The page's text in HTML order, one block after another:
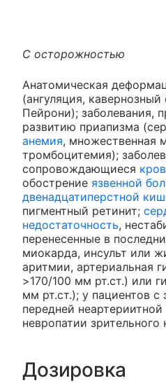
С осторожностью
Анатомическая
(ангуляция,
Пейрони); заболевания,
развитию приапизма
анемия, множественная
тромбоцитемия);
сопровождающиеся
обострение язвенной
двенадцатиперстной
пигментный ретинит;
недостаточность,
перенесенные в
миокарда, инсульт или
аритмии, артериальная
>170/100 мм рт.ст.) или
мм рт.ст.); у пациентов с
передней
невропатии зрительного
Дозировка